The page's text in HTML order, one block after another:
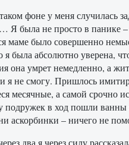
фоне у меня случилась
Я была не просто в панике
маме было совершенно
я была абсолютно уверена,
она умрет немедленно, а
я не смогу. Пришлось
месячные, а самой срочно
подружек в ход пошли ванны
аскорбинки – ничего не
два я через силу